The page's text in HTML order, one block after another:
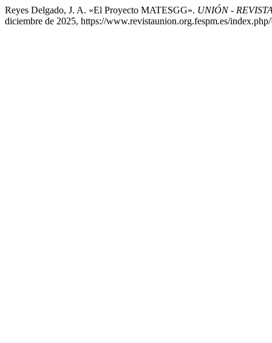
Reyes Delgado, J. A. «El Proyecto MATESGG». UNIÓN -
diciembre de 2025, https://www.revistaunion.org.fespm.es/